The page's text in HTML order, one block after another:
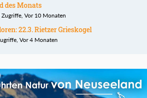
des Monats
Vor 10 Monaten
22.3. Rietzer Grieskogel
Vor 4 Monaten